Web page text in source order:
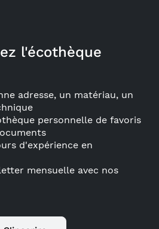
l'écothèque
adresse, un matériau, un
personnelle de favoris
d'expérience en
mensuelle avec nos